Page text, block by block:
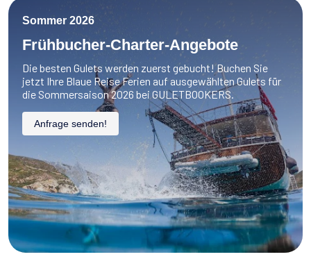
Sommer 2026
Frühbucher-Charter-Angebote
Die besten Gulets werden zuerst gebucht! Buchen Sie
jetzt Ihre Blaue Reise Ferien auf ausgewählten Gulets für
die Sommersaison 2026 bei GULETBOOKERS.
Anfrage senden!